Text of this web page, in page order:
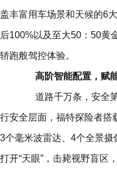
盖丰富 用车场景和天候的6
后100%以及至大50：50黄
轿跑般驾控体验。
高阶智能配置，赋
道路千万条，安全第
行安全层面，福特探险者搭
3个毫米波雷达、4个全景
打开“天眼”，击毙视野盲区